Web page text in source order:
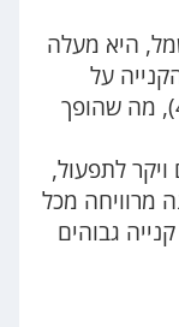
היא מעלה
ב-2026 מס הקנייה על
חשמליות כבר קפץ (סביב 48%-52%), מה שהופך
ויקר לתפעול,
מרוויחה מכל
גבוהים